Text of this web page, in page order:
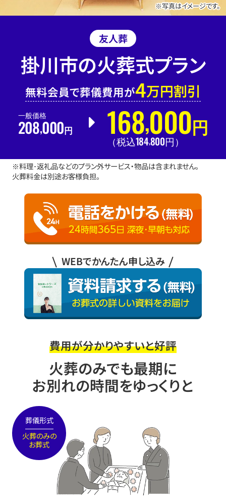
※写真はイメージです。
友人葬
掛川市の火葬式プラン
無料会員で葬儀費用が4万円割引
一般価格
208,000 円 168,000 円
（税込184,800円 ）
※料理･返礼品などのプラン外サービス・物品は含まれません。
火葬料金は別途お客様負担。
WEBでかんたん申し込み
費用が分かりやすいと好評
火葬のみでも最期に
お別れの時間をゆっくりと
葬儀形式
火葬のみの
お葬式